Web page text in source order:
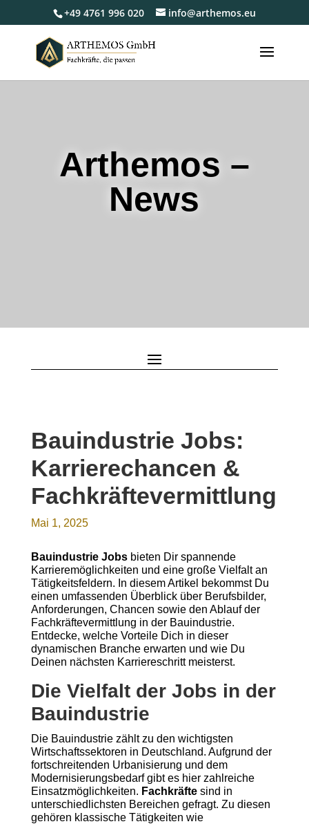
+49 4761 996 020 info@arthemos.eu
Arthemos –
News
Bauindustrie Jobs:
Karrierechancen &
Fachkräftevermittlung
Mai 1, 2025
Bauindustrie Jobsbieten Dir spannende
Karrieremöglichkeiten und eine große Vielfalt an
Tätigkeitsfeldern. In diesem Artikel bekommst Du
einen umfassenden Überblick über Berufsbilder,
Anforderungen, Chancen sowie den Ablauf der
Fachkräftevermittlung in der Bauindustrie.
Entdecke, welche Vorteile Dich in dieser
dynamischen Branche erwarten und wie Du
Deinen nächsten Karriereschritt meisterst.
Die Vielfalt der Jobs in der
Bauindustrie
Die Bauindustrie zählt zu den wichtigsten
Wirtschaftssektoren in Deutschland. Aufgrund der
fortschreitenden Urbanisierung und dem
Modernisierungsbedarf gibt es hier zahlreiche
Einsatzmöglichkeiten. Fachkräftesind in
unterschiedlichsten Bereichen gefragt. Zu diesen
gehören klassische Tätigkeiten wie